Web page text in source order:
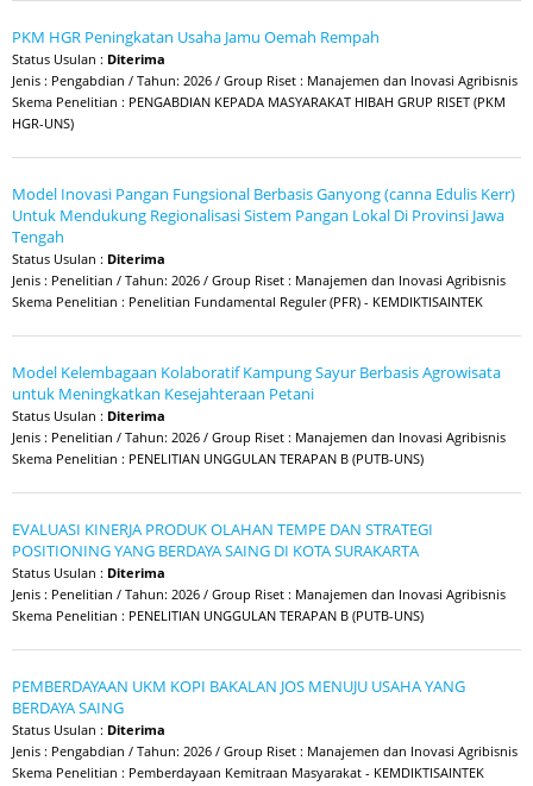
PKM HGR Peningkatan Usaha Jamu Oemah Rempah
Status Usulan : Diterima
Jenis : Pengabdian / Tahun: 2026 / Group Riset : Manajemen dan Inovasi Agribisnis
Skema Penelitian : PENGABDIAN KEPADA MASYARAKAT HIBAH GRUP RISET (PKM
HGR-UNS)
Model Inovasi Pangan Fungsional Berbasis Ganyong (canna Edulis Kerr)
Untuk Mendukung Regionalisasi Sistem Pangan Lokal Di Provinsi Jawa
Tengah
Status Usulan : Diterima
Jenis : Penelitian / Tahun: 2026 / Group Riset : Manajemen dan Inovasi Agribisnis
Skema Penelitian : Penelitian Fundamental Reguler (PFR) - KEMDIKTISAINTEK
Model Kelembagaan Kolaboratif Kampung Sayur Berbasis Agrowisata
untuk Meningkatkan Kesejahteraan Petani
Status Usulan : Diterima
Jenis : Penelitian / Tahun: 2026 / Group Riset : Manajemen dan Inovasi Agribisnis
Skema Penelitian : PENELITIAN UNGGULAN TERAPAN B (PUTB-UNS)
EVALUASI KINERJA PRODUK OLAHAN TEMPE DAN STRATEGI
POSITIONING YANG BERDAYA SAING DI KOTA SURAKARTA
Status Usulan : Diterima
Jenis : Penelitian / Tahun: 2026 / Group Riset : Manajemen dan Inovasi Agribisnis
Skema Penelitian : PENELITIAN UNGGULAN TERAPAN B (PUTB-UNS)
PEMBERDAYAAN UKM KOPI BAKALAN JOS MENUJU USAHA YANG
BERDAYA SAING
Status Usulan : Diterima
Jenis : Pengabdian / Tahun: 2026 / Group Riset : Manajemen dan Inovasi Agribisnis
Skema Penelitian : Pemberdayaan Kemitraan Masyarakat - KEMDIKTISAINTEK